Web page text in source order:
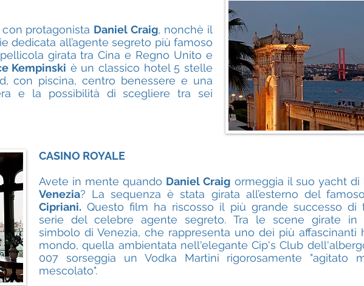
protagonista Daniel Craig, nonchè il
dedicata all’agente segreto più famoso
girata tra Cina e Regno Unito e
Kempinski è un classico hotel 5 stelle
con piscina, centro benessere e una
e la possibilità di scegliere tra sei
CASINO ROYALE
Avete in mente quando Daniel Craig ormeggia il suo yacht di
Venezia? La sequenza è stata girata all’esterno del
Cipriani. Questo film ha riscosso il più grande successo di
serie del celebre agente segreto. Tra le scene girate in
simbolo di Venezia, che rappresenta uno dei più affascinanti
mondo, quella ambientata nell'elegante Cip's Club
007 sorseggia un Vodka Martini rigorosamente "agitato
mescolato".